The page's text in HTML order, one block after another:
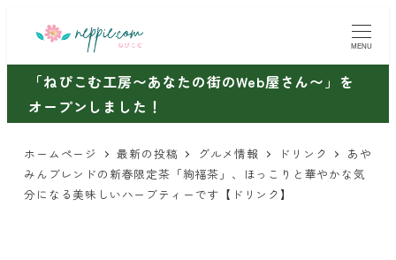
ン
ン
MENU
「ねぴこむ工房〜あなたの街のWeb屋さん〜」を
オープンしました！
ホームページ 最新の投稿 グルメ情報 ドリンク
あや
みんブレンドの新春限定茶「絢福茶」、ほっこりと華やかな気
分になる美味しいハーブティーです【ドリンク】